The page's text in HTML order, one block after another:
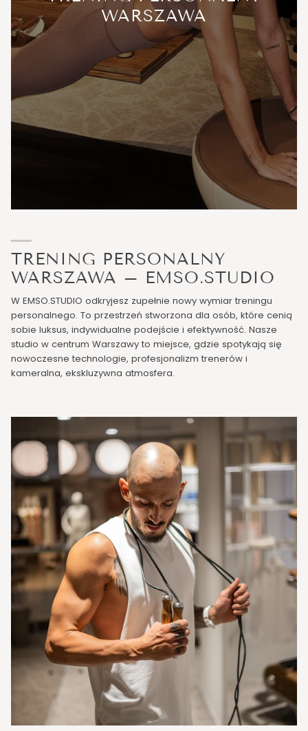
WARSZAWA
TRENING PERSONALNY
WARSZAWA – EMSO.STUDIO
W EMSO.STUDIO odkryjesz zupełnie nowy wymiar treningu
personalnego. To przestrzeń stworzona dla osób, które cenią
sobie luksus, indywidualne podejście i efektywność. Nasze
studio w centrum Warszawy to miejsce, gdzie spotykają się
nowoczesne technologie, profesjonalizm trenerów i
kameralna, ekskluzywna atmosfera.